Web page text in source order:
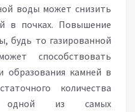
воды может снизить
в почках. Повышение
будь то газированной
способствовать
образования камней в
количества
одной из самых